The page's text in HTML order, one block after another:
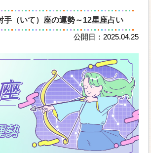
手（いて）座の運勢～12星座占い
公開日：2025.04.25